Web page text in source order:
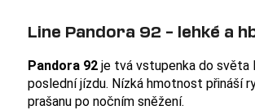
Line Pandora 92 – lehké a
Pandora 92 je tvá vstupenka do světa
poslední jízdu. Nízká hmotnost přináší
prašanu po nočním sněžení.